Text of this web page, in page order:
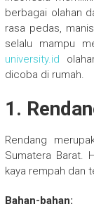
berbagai olahan
rasa pedas,
selalu mampu
university.id
dicoba di rumah.
1.
Rendang
Sumatera Barat.
kaya rempah dan
Bahan-bahan: